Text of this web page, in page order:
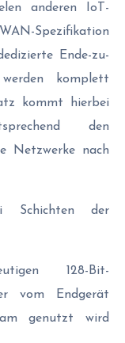
anderen IoT-
Spezifikation
Ende-zu-
werden komplett
kommt hierbei
den
Netzwerke nach
Schichten der
128-Bit-
vom Endgerät
genutzt wird